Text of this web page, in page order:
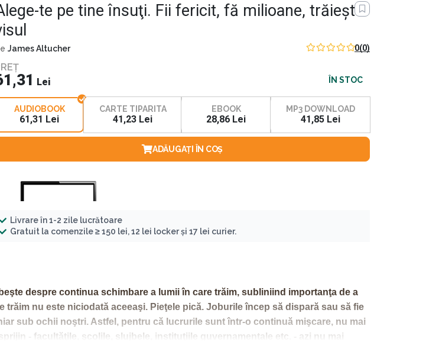
te pe tine însuţi. Fii fericit, fă milioane, trăieşte
James Altucher 0(0)
Lei ÎN STOC
AUDIOBOOK
61,31 Lei
CARTE TIPARITA
41,23 Lei
EBOOK
28,86 Lei
MP3 DOWNLOAD
41,85 Lei
ADĂUGAȚI ÎN COȘ
Livrare în 1-2 zile lucrătoare
Gratuit la comenzile ≥ 150 lei, 12 lei locker și 17 lei curier.
despre continua schimbare a lumii în care trăim, subliniind importanţa de a
nu este niciodată aceeaşi. Pieţele pică. Joburile încep să dispară sau să fie
sub ochii noştri. Astfel, pentru că lucrurile sunt într-o continuă mişcare, nu mai
- facultăţile, şcolile, slujbele, instituţiile guvernamentale etc. - azi nu mai